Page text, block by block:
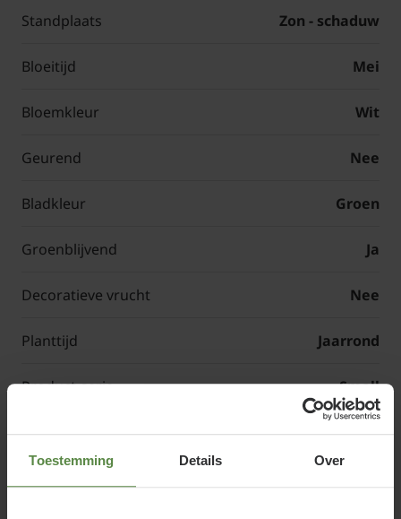
Toestemming Details Over
Standplaats Zon - schaduw
Bloeitijd Mei
Bloemkleur Wit
Geurend Nee
Bladkleur Groen
Groenblijvend Ja
Decoratieve vrucht Nee
Planttijd Jaarrond
Product-serie Small
Geleverde stam hoogte Keuze afhankelijk